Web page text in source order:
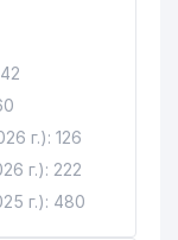
г.): 126
г.): 222
г.): 480